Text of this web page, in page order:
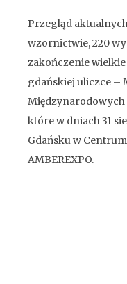
Przegląd
wzornictwie, 220
zakończenie
gdańskiej uliczce –
Międzynarodowych
które w dniach 31
Gdańsku w
AMBEREXPO.